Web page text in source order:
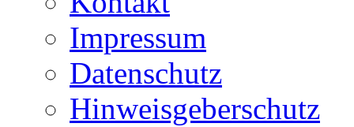
Impressum
Datenschutz
Hinweisgeberschutz